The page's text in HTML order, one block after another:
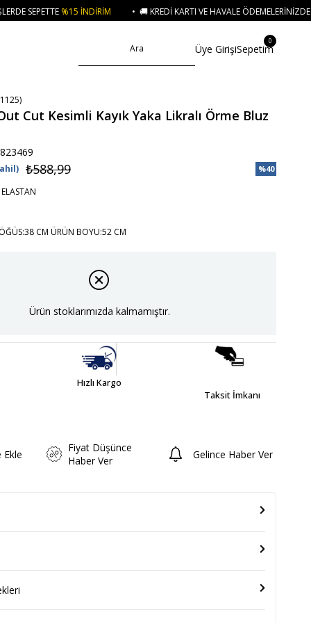
• 🚚 KREDI KARTI VE HAVALE ÖDEMELERINIZDE 750₺ ÜZERI KARGO
Üye GirişiSepetim
0
Cut Kesimli Kayık Yaka Likralı Örme Bluz
%40
₺588,99
CM ÜRÜN BOYU:52 CM
Ürün stoklarımızda kalmamıştır.
Hızlı Kargo
Taksit İmkanı
Ekle
Fiyat Düşünce
Haber Ver
Gelince Haber Ver